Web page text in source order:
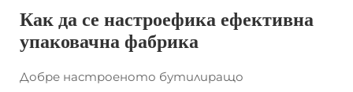
Как да се настроефика ефективна
упаковачна фабрика
Добре настроеното бутилиращо